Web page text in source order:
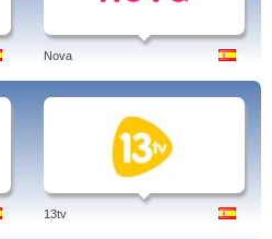
Nova
13tv